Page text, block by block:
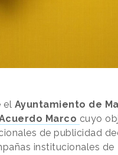
el Ayuntamiento de
Marco cuyo
de publicidad
institucionales de